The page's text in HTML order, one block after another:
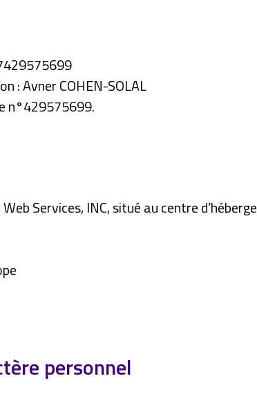
: Avner COHEN-SOLAL
n°429575699.
Services, INC, situé au centre
personnel